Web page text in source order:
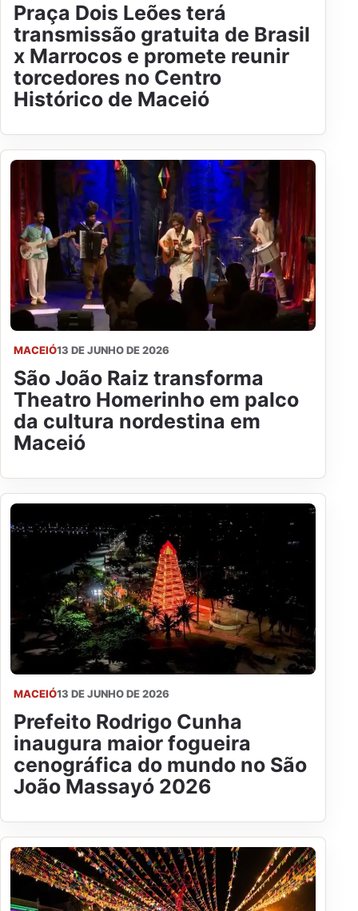
Praça Dois Leões terá
transmissão gratuita de Brasil
x Marrocos e promete reunir
torcedores no Centro
Histórico de Maceió
MACEIÓ13 DE JUNHO DE 2026
São João Raiz transforma
Theatro Homerinho em palco
da cultura nordestina em
Maceió
MACEIÓ13 DE JUNHO DE 2026
Prefeito Rodrigo Cunha
inaugura maior fogueira
cenográfica do mundo no São
João Massayó 2026